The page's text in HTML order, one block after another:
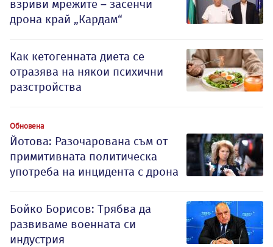
взриви мрежите – засенчи
дрона край „Кардам“
Как кетогенната диета се
отразява на някои психични
разстройства
Обновена
Йотова: Разочарована съм от
примитивната политическа
употреба на инцидента с дрона
Бойко Борисов: Трябва да
развиваме военната си
индустрия